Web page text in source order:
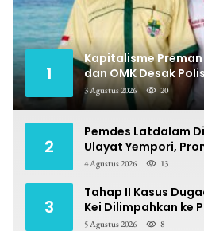
1
Kapitalisme Preman
dan OMK Desak
Pungli
3 Agustus 2026 20
2
Pemdes Latdalam
Ulayat Yempori,
Sengketa
4 Agustus 2026 13
3
Tahap II Kasus
Kei Dilimpahkan ke
5 Agustus 2026 8